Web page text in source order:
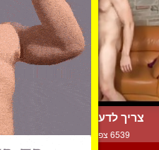
צריך לדעת לתת וגם לקבל
6539 צפיות | 12 המלצות